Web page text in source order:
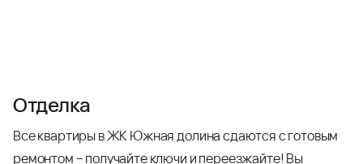
Отделка
Все квартиры в ЖК Южная долина сдаются с готовым
ремонтом – получайте ключи и переезжайте! Вы